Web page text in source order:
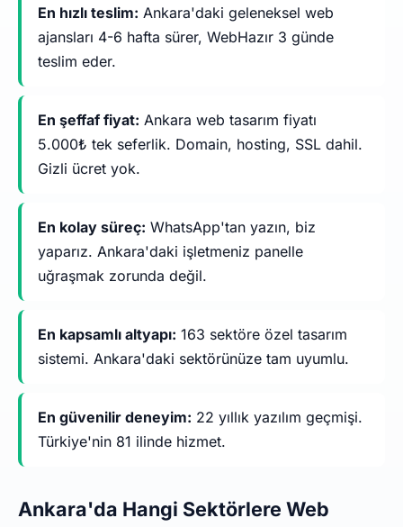
En hızlı teslim: Ankara'daki geleneksel web
ajansları 4-6 hafta sürer, WebHazır 3 günde
teslim eder.
En şeffaf fiyat: Ankara web tasarım fiyatı
5.000₺ tek seferlik. Domain, hosting, SSL dahil.
Gizli ücret yok.
En kolay süreç: WhatsApp'tan yazın, biz
yaparız. Ankara'daki işletmeniz panelle
uğraşmak zorunda değil.
En kapsamlı altyapı: 163 sektöre özel tasarım
sistemi. Ankara'daki sektörünüze tam uyumlu.
En güvenilir deneyim: 22 yıllık yazılım geçmişi.
Türkiye'nin 81 ilinde hizmet.
Ankara'da Hangi Sektörlere Web